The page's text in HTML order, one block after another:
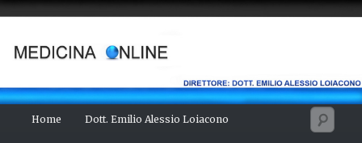
contenuto
principale
Home Dott. Emilio Alessio Loiacono